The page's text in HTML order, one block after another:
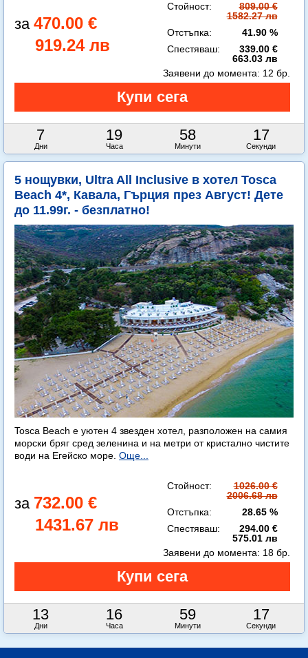
470.00 €
919.24 лв
Стойност:
809.00 €
1582.27 лв
Отстъпка:
41.90 %
Спестяваш:
339.00 €
663.03 лв
7
Дни
19
Часа
58
Минути
16
Секунди
Заявени до момента: 12 бр.
5 нощувки, Ultra All Inclusive в хотел Tosca
Beach 4*, Кавала, Гърция през Август! Дете
до 11.99г. - безплатно!
Tosca Beach е уютен 4 звезден хотел, разположен на самия
морски бряг сред зеленина и на метри от кристално чистите
води на Егейско море. Още...
732.00 €
1431.67 лв
Стойност:
1026.00 €
2006.68 лв
Отстъпка:
28.65 %
Спестяваш:
294.00 €
575.01 лв
13
Дни
16
Часа
59
Минути
16
Секунди
Заявени до момента: 18 бр.